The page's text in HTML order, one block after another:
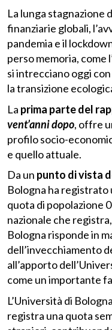
La lunga stagnazione
finanziarie globali,
pandemia e il
perso memoria, come
si intrecciano oggi
la transizione
La prima parte del
vent’anni dopo, offre
profilo socio-
e quello attuale.
Da un punto di vista
Bologna ha registrato
quota di popolazione
nazionale che
Bologna risponde in
dell’invecchiamento
all’apporto
come un importante
L’Università di
registra una quota